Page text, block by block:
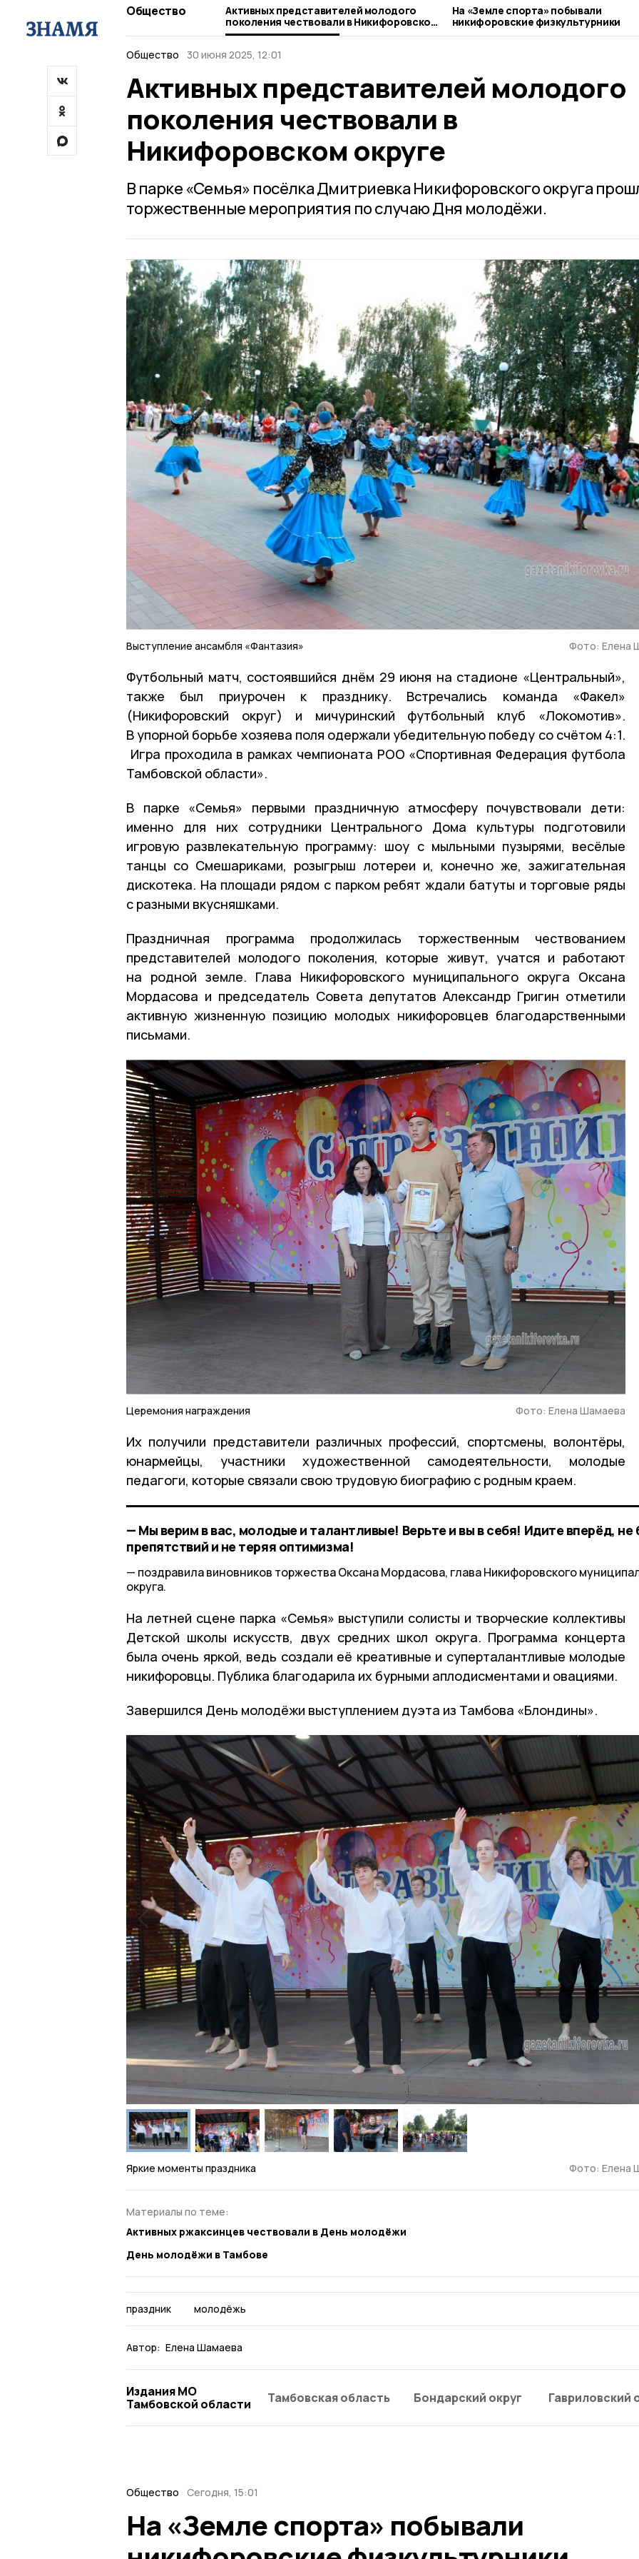
Общество
Активных представителей молодого
поколения чествовали в Никифоровском
округе
На «Земле спорта» побывали
никифоровские физкультурники
Общество
30 июня 2025, 12:01
Активных представителей молодого
поколения чествовали в
Никифоровском округе
В парке «Семья» посёлка Дмитриевка Никифоровского округа
торжественные мероприятия по случаю Дня молодёжи.
Выступление ансамбля «Фантазия» Фото: Елена
Футбольный матч, состоявшийся днём 29 июня на стадионе «Центральный»,
также был приурочен к празднику. Встречались команда «Факел»
(Никифоровский округ) и мичуринский футбольный клуб «Локомотив».
В упорной борьбе хозяева поля одержали убедительную победу со счётом 4:1.
Игра проходила в рамках чемпионата РОО «Спортивная Федерация футбола
Тамбовской области».
В парке «Семья» первыми праздничную атмосферу почувствовали дети:
именно для них сотрудники Центрального Дома культуры подготовили
игровую развлекательную программу: шоу с мыльными пузырями, весёлые
танцы со Смешариками, розыгрыш лотереи и, конечно же, зажигательная
дискотека. На площади рядом с парком ребят ждали батуты и торговые ряды
с разными вкусняшками.
Праздничная программа продолжилась торжественным чествованием
представителей молодого поколения, которые живут, учатся и работают
на родной земле. Глава Никифоровского муниципального округа Оксана
Мордасова и председатель Совета депутатов Александр Григин отметили
активную жизненную позицию молодых никифоровцев благодарственными
письмами.
Церемония награждения Фото: Елена Шамаева
Их получили представители различных профессий, спортсмены, волонтёры,
юнармейцы, участники художественной самодеятельности, молодые
педагоги, которые связали свою трудовую биографию с родным краем.
— Мы верим в вас, молодые и талантливые! Верьте и вы в себя! Идите вперёд, не
препятствий и не теряя оптимизма!
поздравила виновников торжества Оксана Мордасова, глава Никифоровского
округа.
На летней сцене парка «Семья» выступили солисты и творческие коллективы
Детской школы искусств, двух средних школ округа. Программа концерта
была очень яркой, ведь создали её креативные и суперталантливые молодые
никифоровцы. Публика благодарила их бурными аплодисментами и овациями.
Завершился День молодёжи выступлением дуэта из Тамбова «Блондины».
Яркие моменты праздника Фото: Елена
Материалы по теме:
Активных ржаксинцев чествовали в День молодёжи
День молодёжи в Тамбове
праздник молодёжь
Автор: Елена Шамаева
Издания МО
Тамбовской области
Тамбовская область Бондарский округ Гавриловский
Общество Сегодня, 15:01
На «Земле спорта» побывали